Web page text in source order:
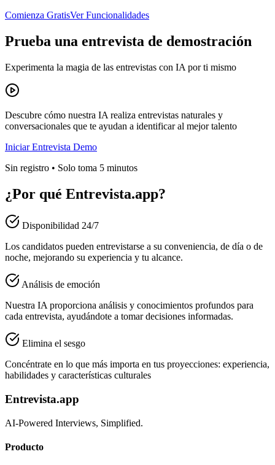
Comienza GratisVer Funcionalidades
Prueba una entrevista de demostración
Experimenta la magia de las entrevistas con IA por ti mismo
Descubre cómo nuestra IA realiza entrevistas naturales y
conversacionales que te ayudan a identificar al mejor talento
Iniciar Entrevista Demo
Sin registro • Solo toma 5 minutos
¿Por qué Entrevista.app?
Disponibilidad 24/7
Los candidatos pueden entrevistarse a su conveniencia, de día o de
noche, mejorando su experiencia y tu alcance.
Análisis de emoción
Nuestra IA proporciona análisis y conocimientos profundos para
cada entrevista, ayudándote a tomar decisiones informadas.
Elimina el sesgo
Concéntrate en lo que más importa en tus proyecciones: experiencia,
habilidades y características culturales
Entrevista.app
AI-Powered Interviews, Simplified.
Producto